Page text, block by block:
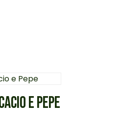
E PEPE